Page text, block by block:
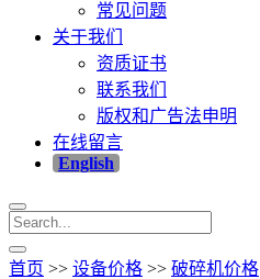
常见问题
关于我们
资质证书
联系我们
版权和广告法申明
在线留言
English
首页 >> 设备价格 >> 破碎机价格